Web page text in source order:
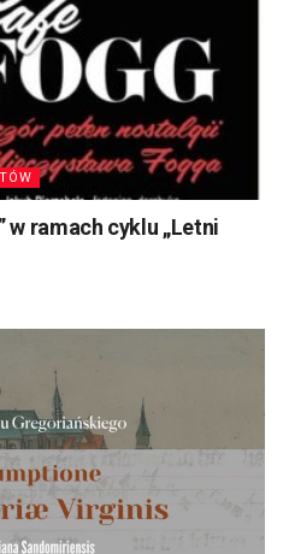
w ramach cyklu „Letni